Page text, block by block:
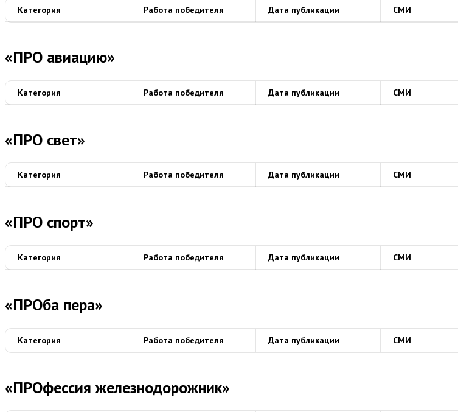
Категория Работа победителя Дата публикации СМИ
«ПРО авиацию»
Категория Работа победителя Дата публикации СМИ
«ПРО свет»
Категория Работа победителя Дата публикации СМИ
«ПРО спорт»
Категория Работа победителя Дата публикации СМИ
«ПРОба пера»
Категория Работа победителя Дата публикации СМИ
«ПРОфессия железнодорожник»